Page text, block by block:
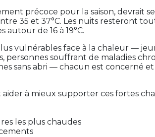
précoce pour la saison, devrait
35 et 37°C. Les nuits resteront
de 16 à 19°C.
vulnérables face à la chaleur —
personnes souffrant de maladies
sans abri — chacun est concerné
à mieux supporter ces fortes
les plus chaudes